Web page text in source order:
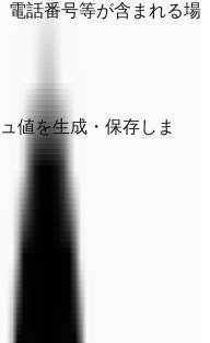
電話番号等が含まれる場
値を生成・保存しま